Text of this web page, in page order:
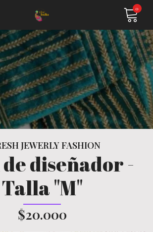
0
JEWERLY FASHION
diseñador -
Talla "M"
$20.000